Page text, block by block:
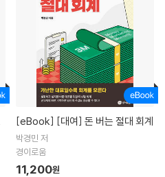
[eBook] [대여] 돈 버는 절대 회계
박경민 저
경이로움
11,200원